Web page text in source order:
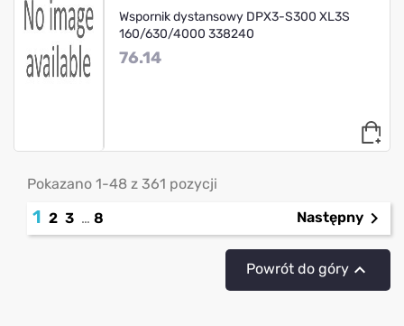
Wspornik dystansowy DPX3-S300 XL3S
160/630/4000 338240
76.14
Pokazano 1-48 z 361 pozycji
1 2 3 … 8 Następny 
Powrót do góry